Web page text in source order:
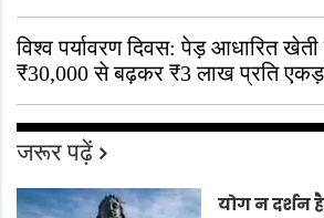
विश्व पर्यावरण दिवस: पेड़ आधारित
₹30,000 से बढ़कर ₹3 लाख प्रति
जरूर पढ़ें
योग न दर्शन